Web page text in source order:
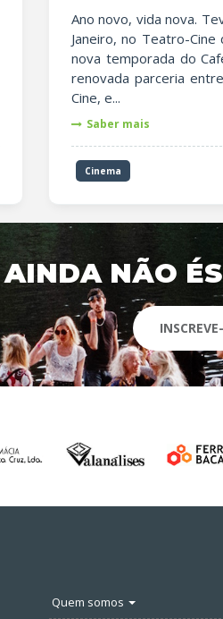
Ano novo, vida nova.
Janeiro, no Teatro-
nova temporada do
renovada parceria
Cine, e...
Saber mais
Cinema
AINDA NÃO
Quem somos